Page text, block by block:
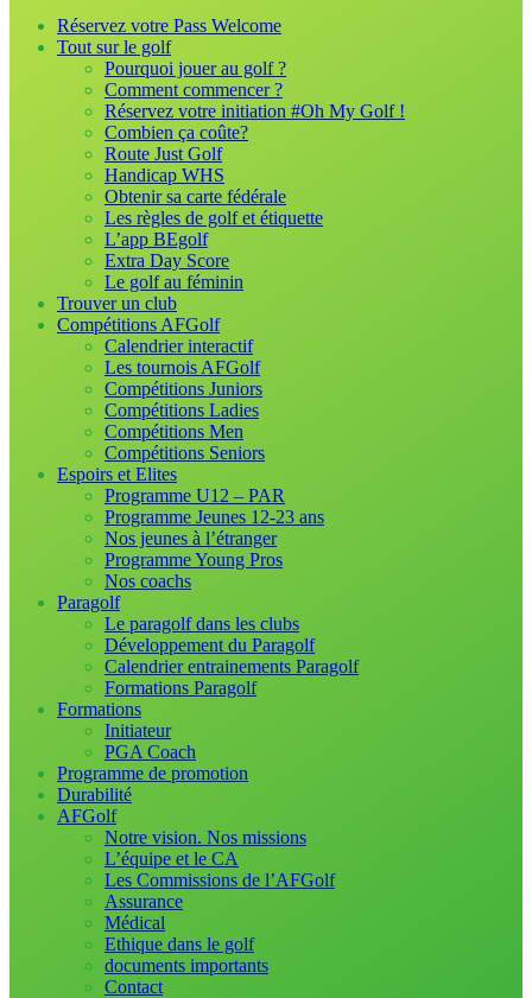
Réservez votre Pass Welcome
Tout sur le golf
Pourquoi jouer au golf ?
Comment commencer ?
Réservez votre initiation #Oh My Golf !
Combien ça coûte?
Route Just Golf
Handicap WHS
Obtenir sa carte fédérale
Les règles de golf et étiquette
L’app BEgolf
Extra Day Score
Le golf au féminin
Trouver un club
Compétitions AFGolf
Calendrier interactif
Les tournois AFGolf
Compétitions Juniors
Compétitions Ladies
Compétitions Men
Compétitions Seniors
Espoirs et Elites
Programme U12 – PAR
Programme Jeunes 12-23 ans
Nos jeunes à l’étranger
Programme Young Pros
Nos coachs
Paragolf
Le paragolf dans les clubs
Développement du Paragolf
Calendrier entrainements Paragolf
Formations Paragolf
Formations
Initiateur
PGA Coach
Programme de promotion
Durabilité
AFGolf
Notre vision. Nos missions
L’équipe et le CA
Les Commissions de l’AFGolf
Assurance
Médical
Ethique dans le golf
documents importants
Contact